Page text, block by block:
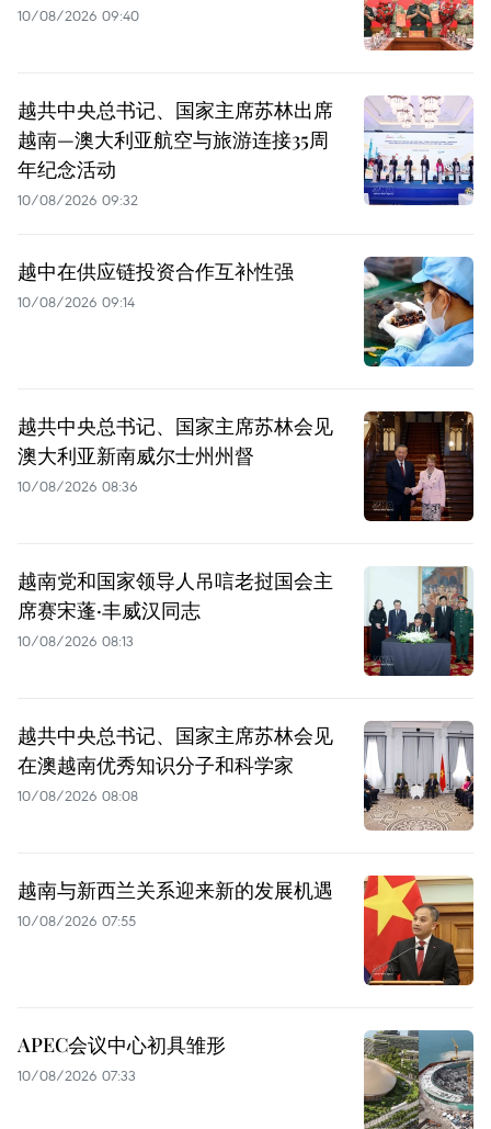
10/08/2026 09:40
越共中央总书记、国家主席苏林出席
越南—澳大利亚航空与旅游连接35周
年纪念活动
10/08/2026 09:32
越中在供应链投资合作互补性强
10/08/2026 09:14
越共中央总书记、国家主席苏林会见
澳大利亚新南威尔士州州督
10/08/2026 08:36
越南党和国家领导人吊唁老挝国会主
席赛宋蓬·丰威汉同志
10/08/2026 08:13
越共中央总书记、国家主席苏林会见
在澳越南优秀知识分子和科学家
10/08/2026 08:08
越南与新西兰关系迎来新的发展机遇
10/08/2026 07:55
APEC会议中心初具雏形
10/08/2026 07:33